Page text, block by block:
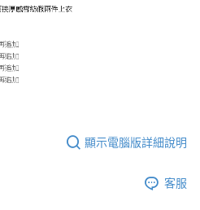
顯示電腦版詳細說明
客服